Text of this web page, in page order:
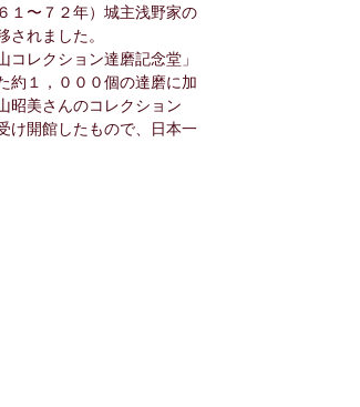
１〜７２年）城主浅野家の
れました。
レクション達磨記念堂」
約１，０００個の達磨に加
昭美さんのコレクション
け開館したもので、日本一